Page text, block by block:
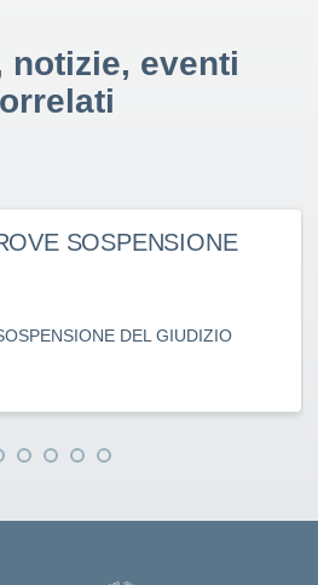
notizie, eventi
SOSPENSIONE
DEL GIUDIZIO